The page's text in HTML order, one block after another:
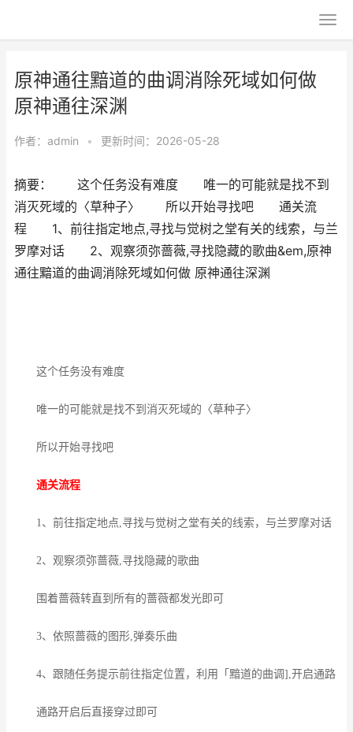
原神通往黯道的曲调消除死域如何做
原神通往深渊
作者： admin • 更新时间：2026-05-28
摘要： 这个任务没有难度 唯一的可能就是找不到
消灭死域的〈草种子〉 所以开始寻找吧 通关流
程 1、前往指定地点,寻找与觉树之堂有关的线索，与兰
罗摩对话 2、观察须弥蔷薇,寻找隐藏的歌曲&em,原神
通往黯道的曲调消除死域如何做 原神通往深渊
这个任务没有难度
唯一的可能就是找不到消灭死域的〈草种子〉
所以开始寻找吧
通关流程
1、前往指定地点,寻找与觉树之堂有关的线索，与兰罗摩对话
2、观察须弥蔷薇,寻找隐藏的歌曲
围着蔷薇转直到所有的蔷薇都发光即可
3、依照蔷薇的图形,弹奏乐曲
4、跟随任务提示前往指定位置，利用「黯道的曲调],开启通路
通路开启后直接穿过即可